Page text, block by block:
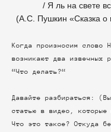
/ Я ль на свете
(А.С. Пушкин «Сказка о
Когда произносим слово
возникают два извечных
“Что делать?“
Давайте разбираться:
статью в видео, которые
Что это такое? Откуда